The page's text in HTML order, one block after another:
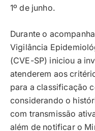
1º de junho.
Durante o
Vigilância
(CVE-SP) iniciou a
atenderem aos
para a classificação
considerando o
com transmissão
além de notificar o